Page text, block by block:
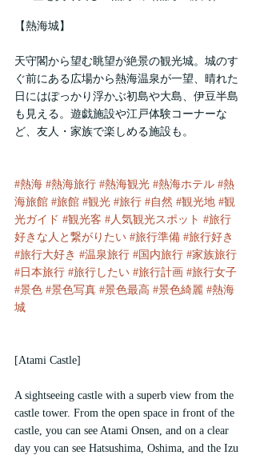
【熱海城】
天守閣から望む眺望が絶景の観光城。城のす
ぐ前にある広場から熱海温泉が一望、晴れた
日にはぽっかり浮かぶ初島や大島、伊豆半島
も見える。遊戯施設や江戸体験コーナーな
ど、友人・家族で楽しめる施設も。
#熱海 #熱海旅行 #熱海観光 #熱海ホテル #熱
海旅館 #旅館 #観光 #旅行 #自然 #観光地 #観
光ガイド #観光客 #人気観光スポット #旅行
好きな人と繋がりたい #旅行準備 #旅行好き
#旅行大好き #温泉旅行 #国内旅行 #家族旅行
#日本旅行 #旅行したい #旅行計画 #旅行女子
#景色 #景色写真 #景色最高 #景色綺麗 #熱海
城
[Atami Castle]
A sightseeing castle with a superb view from the
castle tower. From the open space in front of the
castle, you can see Atami Onsen, and on a clear
day you can see Hatsushima, Oshima, and the Izu